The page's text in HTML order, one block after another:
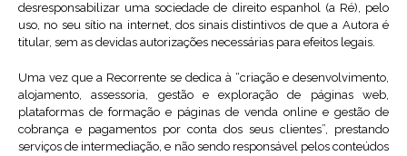
desresponsabilizar uma sociedade de direito espanhol (a Ré), pelo
uso, no seu sítio na internet, dos sinais distintivos de que a Autora é
titular, sem as devidas autorizações necessárias para efeitos legais.
Uma vez que a Recorrente se dedica à “criação e desenvolvimento,
alojamento, assessoria, gestão e exploração de páginas web,
plataformas de formação e páginas de venda online e gestão de
cobrança e pagamentos por conta dos seus clientes”, prestando
serviços de intermediação, e não sendo responsável pelos conteúdos